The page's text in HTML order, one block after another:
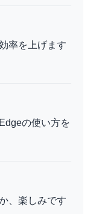
率を上げます
の使い方を
、楽しみです